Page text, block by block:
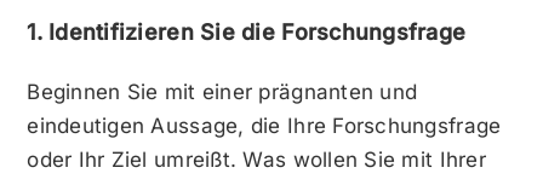
1. Identifizieren Sie die Forschungsfrage
Beginnen Sie mit einer prägnanten und
eindeutigen Aussage, die Ihre Forschungsfrage
oder Ihr Ziel umreißt. Was wollen Sie mit Ihrer